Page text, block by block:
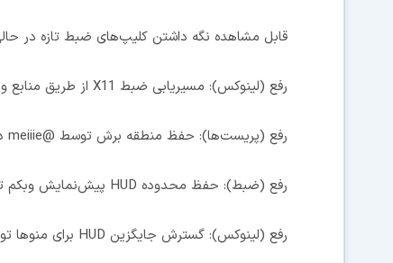
قابل مشاهده نگه داشتن کلیپ‌های ضبط تازه در
رفع (لینوکس): مسیریابی ضبط X11 از طریق منابع واقعی توسط @meiiie در #613
رفع (پریست‌ها): حفظ منطقه برش توسط @meiiie در #614
رفع (ضبط): حفظ محدوده HUD پیش‌نمایش وبکم توسط @meiiie در #611
رفع (لینوکس): گسترش جایگزین HUD برای منوها توسط @meiiie در #612